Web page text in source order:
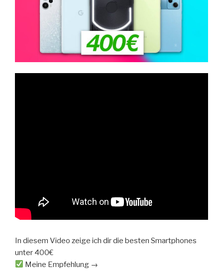
In diesem Video zeige ich dir die besten Smartphones
unter 400€
Meine Empfehlung →